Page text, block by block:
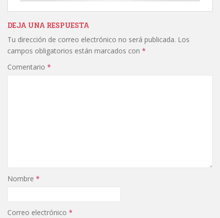
DEJA UNA RESPUESTA
Tu dirección de correo electrónico no será publicada. Los
campos obligatorios están marcados con *
Comentario *
Nombre *
Correo electrónico *